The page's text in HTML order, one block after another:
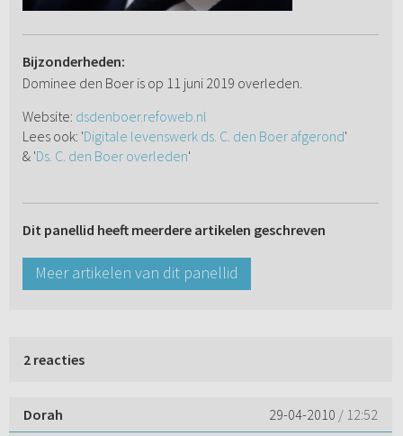
Bijzonderheden:
Dominee den Boer is op 11 juni 2019 overleden.
Website: dsdenboer.refoweb.nl
Lees ook: 'Digitale levenswerk ds. C. den Boer afgerond'
& 'Ds. C. den Boer overleden'
Dit panellid heeft meerdere artikelen geschreven
Meer artikelen van dit panellid
2 reacties
Dorah 29-04-2010 / 12:52